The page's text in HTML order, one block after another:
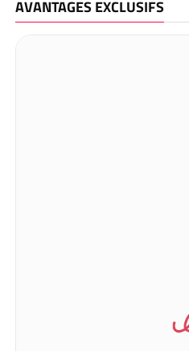
AVANTAGES EXCLUSIFS